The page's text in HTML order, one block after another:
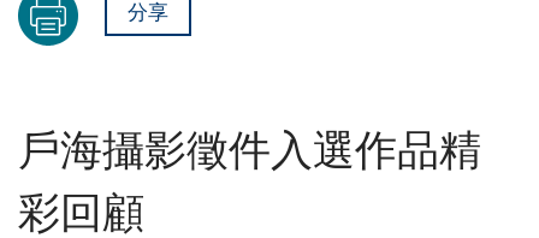
分享
戶海攝影徵件入選作品精
彩回顧